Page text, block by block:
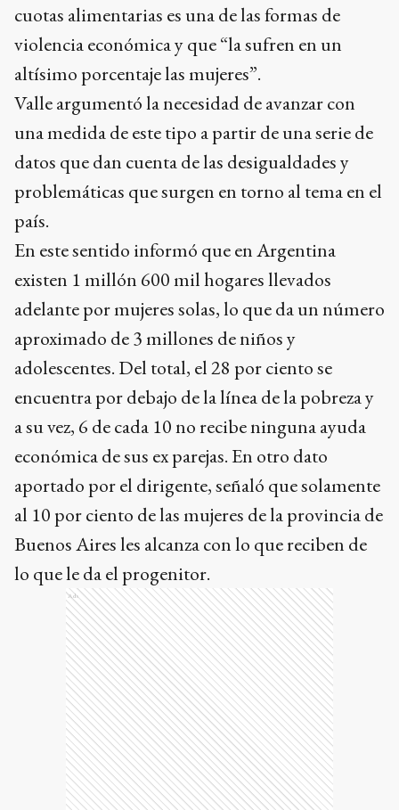
cuotas alimentarias es una de las formas de
violencia económica y que “la sufren en un
altísimo porcentaje las mujeres”.
Valle argumentó la necesidad de avanzar con
una medida de este tipo a partir de una serie de
datos que dan cuenta de las desigualdades y
problemáticas que surgen en torno al tema en el
país.
En este sentido informó que en Argentina
existen 1 millón 600 mil hogares llevados
adelante por mujeres solas, lo que da un número
aproximado de 3 millones de niños y
adolescentes. Del total, el 28 por ciento se
encuentra por debajo de la línea de la pobreza y
a su vez, 6 de cada 10 no recibe ninguna ayuda
económica de sus ex parejas. En otro dato
aportado por el dirigente, señaló que solamente
al 10 por ciento de las mujeres de la provincia de
Buenos Aires les alcanza con lo que reciben de
lo que le da el progenitor.
Ads